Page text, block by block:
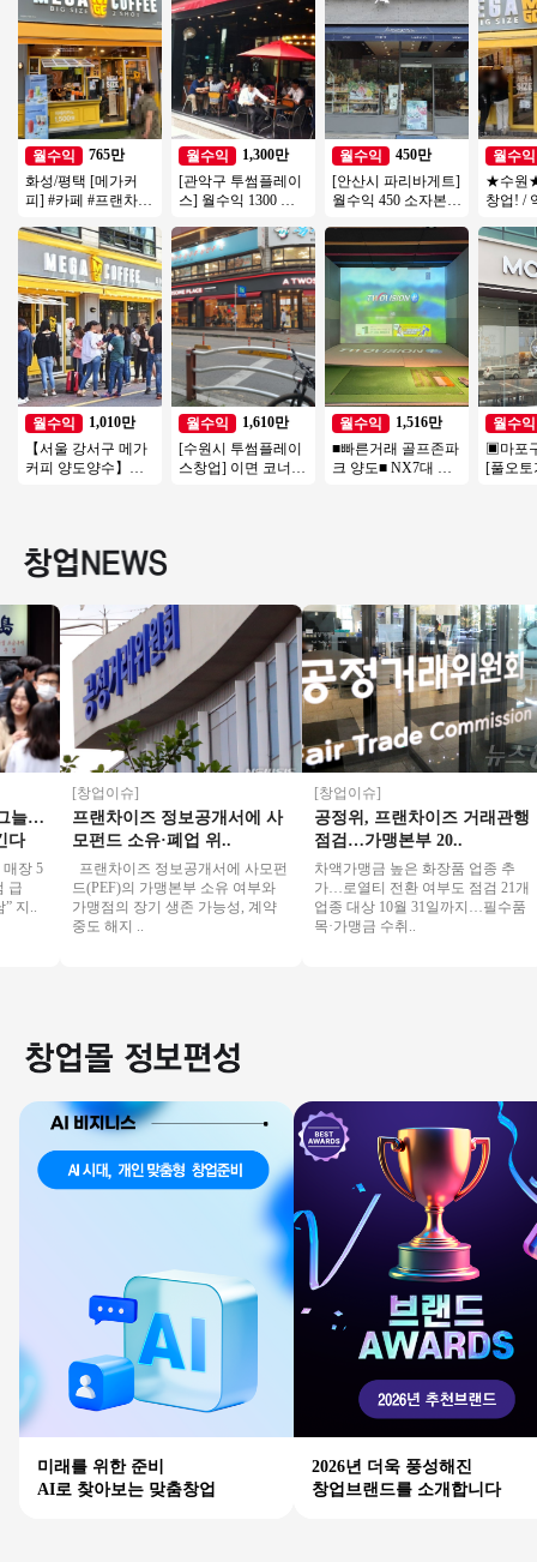
월수익
765만
화성/평택 [메가커
피] #카페 #프랜차이
#메가커피 #커피창
월수익
1,010만
【서울 강서구 메가
커피 양도양수】배
월수익
1,300만
[관악구 투썸플레이
스] 월수익 1300 고
편한 투썸플레이스!
월수익
1,610만
[수원시 투썸플레이
스창업] 이면 코너자
월수익
450만
[안산시 파리바게트]
월수익 450 소자본으
게트 창업기회!
월수익
1,516만
■빠른거래 골프존파
크 양도■ NX7대 듀
월수익
★수원
창업! /
한 유동
월수익
▣마포
[풀오
…
5
..
[창업이슈]
프랜차이즈 정보공개서에 사
모펀드 소유·폐업 위..
프랜차이즈 정보공개서에 사모펀
드(PEF)의 가맹본부 소유 여부와
가맹점의 장기 생존 가능성, 계약
중도 해지 ..
[창업이슈]
공정위, 프랜차이즈 거래관행
점검…가맹본부 20..
차액가맹금 높은 화장품 업종 추
가…로열티 전환 여부도 점검 21개
업종 대상 10월 31일까지…필수품
목·가맹금 수취..
미래를 위한 준비
AI로 찾아보는 맞춤창업
2026년 더욱 풍성해진
창업브랜드를 소개합니다